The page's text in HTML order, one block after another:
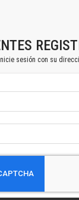
sesión con su